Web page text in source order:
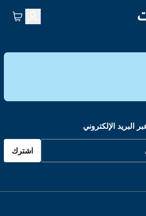
الإلكتروني
اشترك